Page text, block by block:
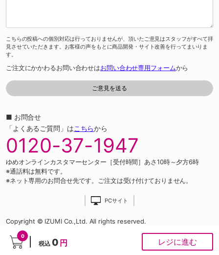
0
税込 0 円 レジに進む
こちらの投稿への個別対応は行っておりませんが、頂いたご意見はスタッフがすべて拝
見させていただきます。お客様の声をもとに商品開発・サイト改善を行ってまいりま
す。
ご注文にかかわるお問い合わせはお問い合わせ専用フォームから
■ お問合せ
「よくあるご質問」はこちらから
0120-37-1947
ゆめオンラインカスタマーセンター［受付時間］あさ10時～夕方6時
※通話料は無料です。
※ネット専用のお問合せ先です。ご注文は受け付けておりません。
PCサイト
Copyright © IZUMI Co.,Ltd. All rights reserved.